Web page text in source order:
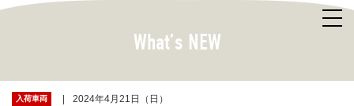
What’s NEW
入荷車両 2024年4月21日（日）